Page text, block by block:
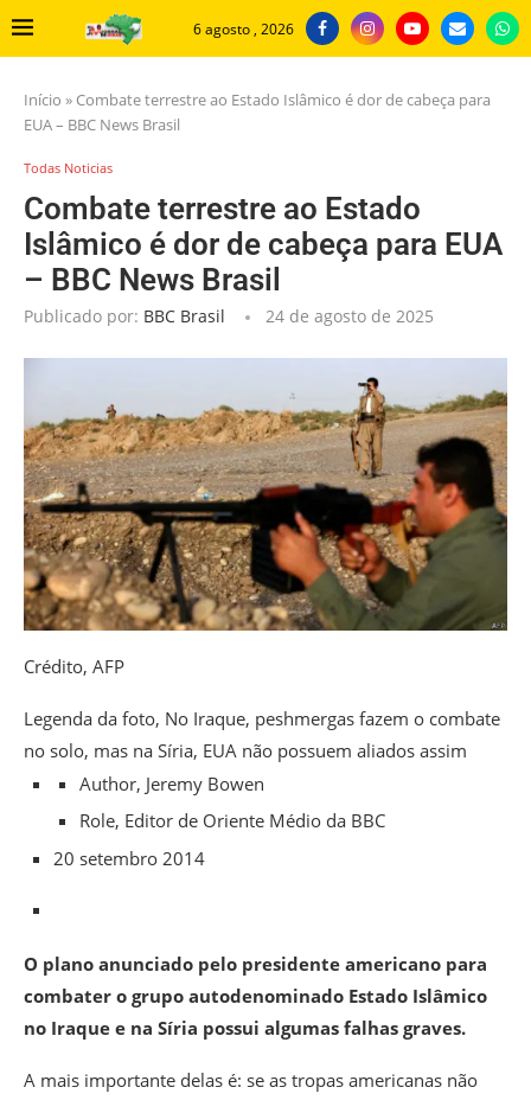
6 agosto , 2026
Início » Combate terrestre ao Estado Islâmico é dor de cabeça para
EUA – BBC News Brasil
Todas Noticias
Combate terrestre ao Estado
Islâmico é dor de cabeça para EUA
– BBC News Brasil
Publicado por: BBC Brasil 24 de agosto de 2025
Crédito, AFP
Legenda da foto, No Iraque, peshmergas fazem o combate
no solo, mas na Síria, EUA não possuem aliados assim
Author, Jeremy Bowen
Role, Editor de Oriente Médio da BBC
20 setembro 2014
O plano anunciado pelo presidente americano para
combater o grupo autodenominado Estado Islâmico
no Iraque e na Síria possui algumas falhas graves.
A mais importante delas é: se as tropas americanas não